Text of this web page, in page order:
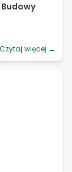
Czytaj więcej →